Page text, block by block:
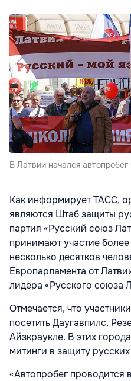
В Латвии начался
Как информирует ТАСС,
являются Штаб защиты
партия «Русский союз
принимают участие
несколько десятков
Европарламента от
лидера «Русского союза
Отмечается, что
посетить Даугавпилс,
Айзкраукле. В этих
митинги в защиту
«Автопробег проводится